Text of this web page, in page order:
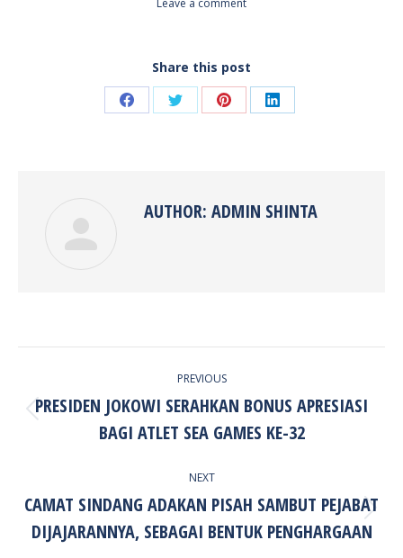
Leave a comment
Share this post
Share Share Share Share
AUTHOR: ADMIN SHINTA
PREVIOUS
Previous
post:
PRESIDEN JOKOWI SERAHKAN BONUS APRESIASI
BAGI ATLET SEA GAMES KE-32
NEXT
Next
post:
CAMAT SINDANG ADAKAN PISAH SAMBUT PEJABAT
DIJAJARANNYA, SEBAGAI BENTUK PENGHARGAAN